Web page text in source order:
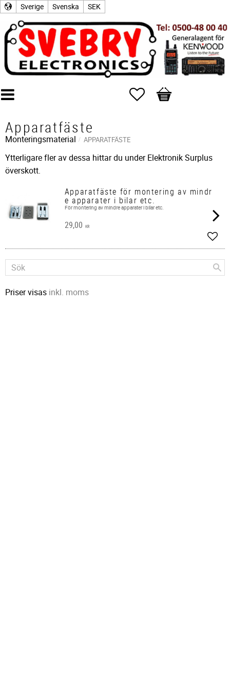
Sverige Svenska SEK
Favoriter
Kundvagn
Apparatfäste
Monteringsmaterial APPARATFÄSTE
Ytterligare fler av dessa hittar du under Elektronik Surplus
överskott.
Apparatfäste för montering av mindr
e apparater i bilar etc.
För montering av mindre apparater i bilar etc.
29,00 KR
Priser visas inkl. moms